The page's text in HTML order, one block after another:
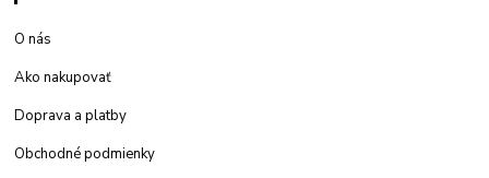
O nás
Ako nakupovať
Doprava a platby
Obchodné podmienky